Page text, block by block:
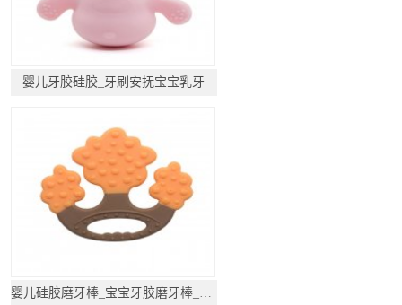
婴儿牙胶硅胶_牙刷安抚宝宝乳牙
婴儿硅胶磨牙棒_宝宝牙胶磨牙棒_咬咬玩具用品